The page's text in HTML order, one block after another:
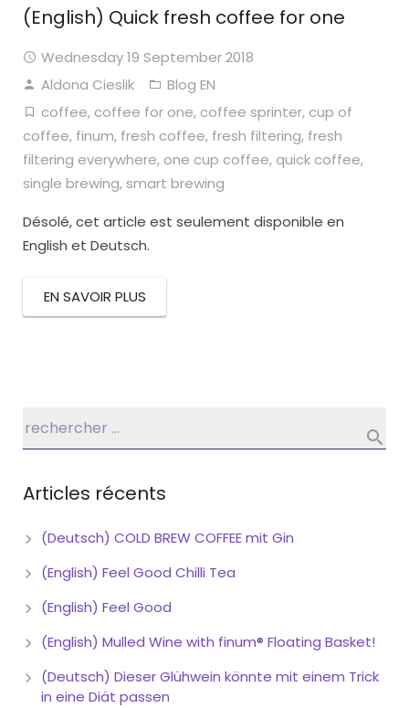
(English) Quick fresh coffee for one
Wednesday 19 September 2018
Aldona Cieslik
Blog EN
coffee, coffee for one, coffee sprinter, cup of
coffee, finum, fresh coffee, fresh filtering, fresh
filtering everywhere, one cup coffee, quick coffee,
single brewing, smart brewing
Désolé, cet article est seulement disponible en
English et Deutsch.
EN SAVOIR PLUS
Articles récents
(Deutsch) COLD BREW COFFEE mit Gin
(English) Feel Good Chilli Tea
(English) Feel Good
(English) Mulled Wine with finum® Floating Basket!
(Deutsch) Dieser Glühwein könnte mit einem Trick
in eine Diät passen